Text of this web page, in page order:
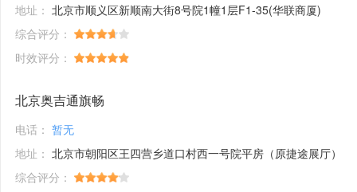
地址： 北京市顺义区新顺南大街8号院1幢1层F1-35(华联商厦)
综合评分：
时效评分：
北京奥吉通旗畅
电话： 暂无
地址： 北京市朝阳区王四营乡道口村西一号院平房（原捷途展厅）
综合评分：